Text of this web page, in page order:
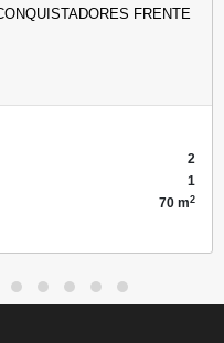
FRENTE
2
1
70 m2